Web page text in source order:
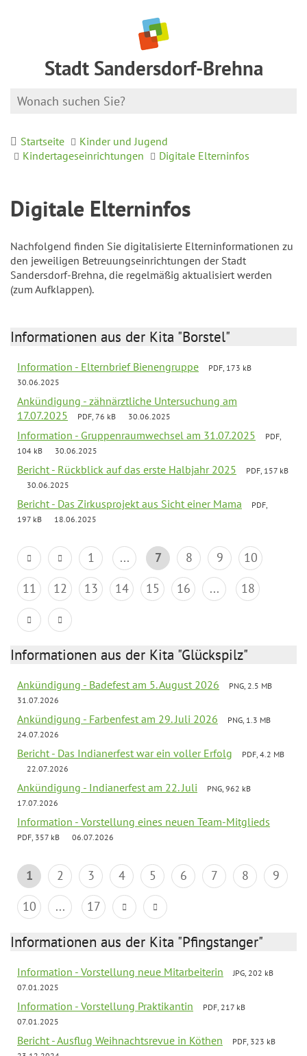
Stadt Sandersdorf-Brehna
Startseite
Kinder und Jugend
Kindertageseinrichtungen
Digitale Elterninfos
Digitale Elterninfos
Nachfolgend finden Sie digitalisierte Elterninformationen zu
den jeweiligen Betreuungseinrichtungen der Stadt
Sandersdorf-Brehna, die regelmäßig aktualisiert werden
(zum Aufklappen).
Informationen aus der Kita "Borstel"
Information - Elternbrief Bienengruppe
PDF, 173 kB
30.06.2025
Ankündigung - zähnärztliche Untersuchung am
17.07.2025
PDF, 76 kB 30.06.2025
Information - Gruppenraumwechsel am 31.07.2025
PDF,
104 kB
30.06.2025
Bericht - Rückblick auf das erste Halbjahr 2025
PDF, 157 kB
30.06.2025
Bericht - Das Zirkusprojekt aus Sicht einer Mama
PDF,
197 kB
18.06.2025
1 ... 7 8 9
10
11
12 13 14 15 16 ... 18
Informationen aus der Kita "Glückspilz"
Ankündigung - Badefest am 5. August 2026
PNG, 2.5 MB
31.07.2026
Ankündigung - Farbenfest am 29. Juli 2026
PNG, 1.3 MB
24.07.2026
Bericht - Das Indianerfest war ein voller Erfolg
PDF, 4.2 MB
22.07.2026
Ankündigung - Indianerfest am 22. Juli
PNG, 962 kB
17.07.2026
Information - Vorstellung eines neuen Team-Mitglieds
PDF, 357 kB 06.07.2026
1 2 3 4 5 6 7 8
9
10
... 17
Informationen aus der Kita "Pfingstanger"
Information - Vorstellung neue Mitarbeiterin
JPG, 202 kB
07.01.2025
Information - Vorstellung Praktikantin
PDF, 217 kB
07.01.2025
Bericht - Ausflug Weihnachtsrevue in Köthen
PDF, 323 kB